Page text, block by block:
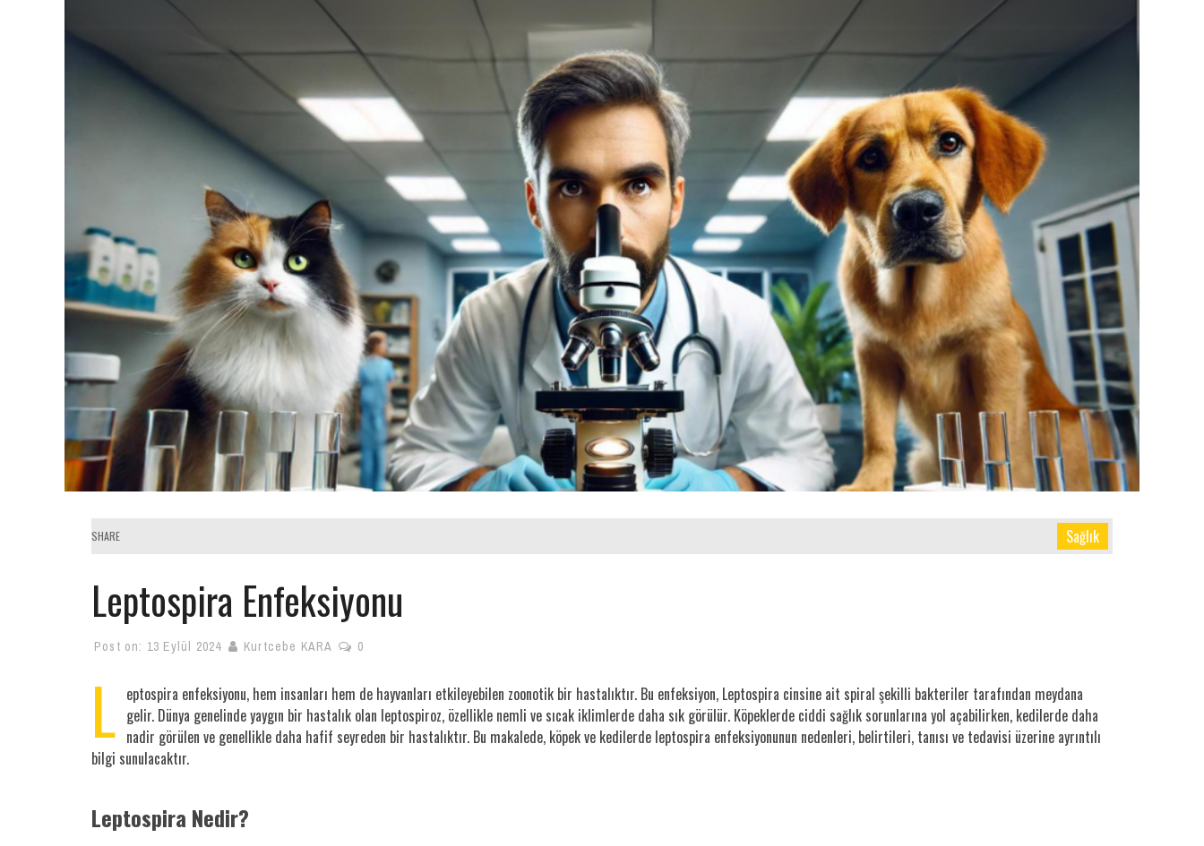
SHARE Sağlık
Leptospira Enfeksiyonu
Post on: 13 Eylül 2024 Kurtcebe KARA 0
L eptospira enfeksiyonu, hem insanları hem de hayvanları etkileyebilen zoonotik bir hastalıktır. Bu enfeksiyon, Leptospira cinsine ait spiral şekilli bakteriler tarafından meydana
gelir. Dünya genelinde yaygın bir hastalık olan leptospiroz, özellikle nemli ve sıcak iklimlerde daha sık görülür. Köpeklerde ciddi sağlık sorunlarına yol açabilirken, kedilerde daha
nadir görülen ve genellikle daha hafif seyreden bir hastalıktır. Bu makalede, köpek ve kedilerde leptospira enfeksiyonunun nedenleri, belirtileri, tanısı ve tedavisi üzerine ayrıntılı
bilgi sunulacaktır.
Leptospira Nedir?